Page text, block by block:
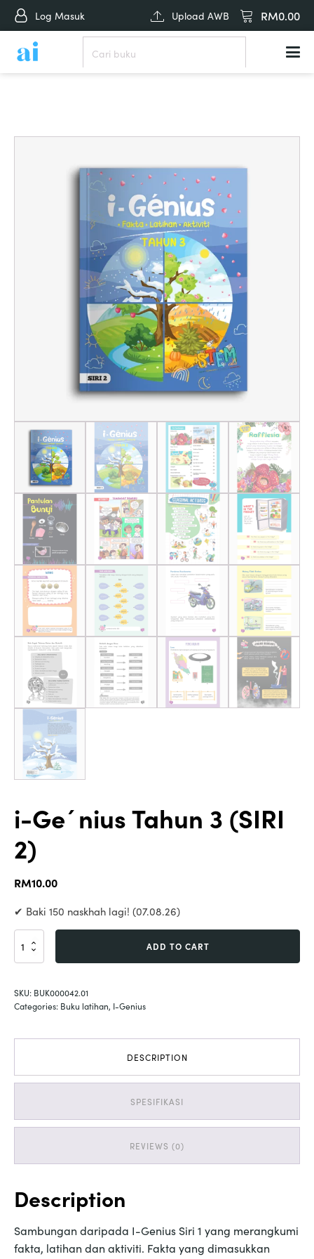
Log Masuk Upload AWB RM0.00
i-Ge´nius Tahun 3 (SIRI
2)
RM10.00
✔ Baki 150 naskhah lagi! (07.08.26)
3
(SIRI
ADD TO CART
SKU: BUK000042.01
Categories: Buku latihan, I-Genius
DESCRIPTION
SPESIFIKASI
REVIEWS (0)
Description
Sambungan daripada I-Genius Siri 1 yang merangkumi
fakta, latihan dan aktiviti. Fakta yang dimasukkan